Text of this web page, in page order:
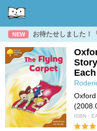
NEW お待たせしました！
ISBN・